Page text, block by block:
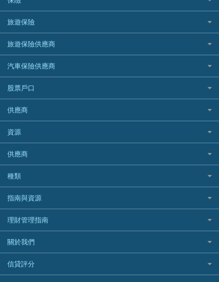
緊急貸款比較
最佳小額貸款比較
易批必批貸款
24小時貸款
最佳循環貸款
HSBC 滙豐銀行貸款
K Cash 貸款
Mox 銀行
National Resources 中潤物業按揭
OCBC 華僑銀行
PrimeCredit 安信信貸
Promise 邦民日本財務
Rabbit Credit月兔信貸
Standard Chartered 渣打銀行
UA 亞洲聯合財務
WeLab Bank
WeLend 貸款
供樓利息扣稅
最佳貸款app
日本遊信用卡攻略
韓國遊信用卡攻略
台灣遊信用卡攻略
機場貴賓室信用卡
銀聯信用卡
高獎賞信用卡推薦
酒店信用卡
Mox
信銀國際
大新銀行
恒生銀行
Standard Chartered渣打銀行
東亞銀行
SIM
Airwallex信用卡
一田購物優惠日
SOGO感謝祭
HKTVmall優惠碼
交稅優惠
酒店優惠碼
機票優惠碼
旅遊保險
汽車保險
家居保險
家傭保險
寵物保險
定期人壽保險
危疾保險
年金資訊
樓宇火險
旅遊保險
日本旅遊保險及資訊
泰國旅遊保險及資訊
台灣旅遊保險及資訊
韓國旅遊保險及資訊
歐洲旅遊保險及資訊
越南旅遊保險及資訊
澳洲旅遊保險及資訊
長者嘆世界
家庭親子遊
自駕遊比較
相機有得保
專為孕婦設計的最佳旅遊保險
最佳滑雪旅遊保險
最適合BB的旅遊保險
旅遊保險供應商
AXA 安盛
AIG 美亞
Allianz 安聯
Allied World 世聯
Avo
中國銀行
Bolttech 保特
Blue Cross 藍十字
中國平安
HSBC滙豐銀行
MSIG 三井住友
Prudential 保誠
QBE 昆士蘭
Starr
汽車保險供應商
大新汽車保險
中銀汽車保險
Allianz安聯汽車保險
bolttech保障汽車保險
Zurich蘇黎世汽車保險
QBE昆士蘭汽車保險
平安汽車保險
股票戶口
富途證券
IB盈透證券
老虎證券
uSMART 盈立證券
華盛証券
長橋證券
WeBull微牛證券
漲樂全球通｜華泰國際
OSL
供應商
富途牛牛好唔好？
Webull微牛證券好唔好？
Longbridge長橋證券好唔好？
老虎證券好唔好？
華盛証券好唔好？
漲樂全球通好唔好？
IB盈透證券好唔好？
盈立證券 uSMART 好唔好？
Stashaway好唔好？
資源
股票戶口開戶
證券行邊間好？
港股5隻高息ETF精選
什麼是ETF？
香港30大高息股排行
黃金ETF懶人包
最值得注意的比特幣ETF
選股策略：五步調查攻略
供應商
銀行戶口比較
尊尚銀行戶口
Citi Plus
中信銀行inMotion
Airwallex銀行
種類
定期存款
港元定存
人民幣定存
美元定存
英鎊定存
澳元定存
指南與資源
理財資訊
識慳識賺
債務管理
投資理財
置業安居
理財管理指南
常用相關詞彙
MoneyHero電子報
所有合作銀行或機構
關於我們
服務承諾
網上支援
信貸評分